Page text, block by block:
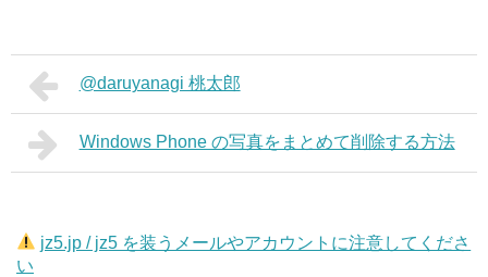
@daruyanagi 桃太郎
Windows Phone の写真をまとめて削除する方法
jz5.jp / jz5 を装うメールやアカウントに注意してくださ
い